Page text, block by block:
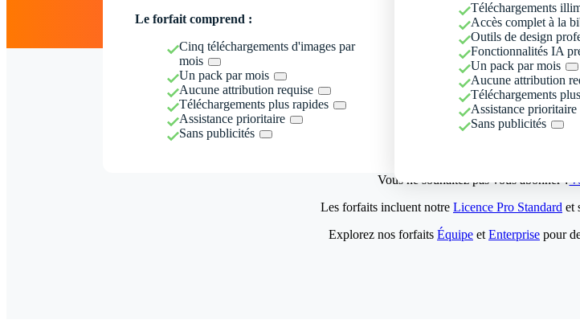
Le forfait comprend :
Cinq téléchargements d'images par
mois
Un pack par mois
Aucune attribution requise
Téléchargements plus rapides
Assistance prioritaire
Sans publicités
Téléchargements
Accès complet à la
Outils de design
Fonctionnalités IA
Un pack par mois
Aucune attribution
Téléchargements
Assistance prioritaire
Sans publicités
Vous ne souhaitez pas vous abonner ?
Les forfaits incluent notre Licence Pro Standard et
Explorez nos forfaits Équipe et Enterprise pour